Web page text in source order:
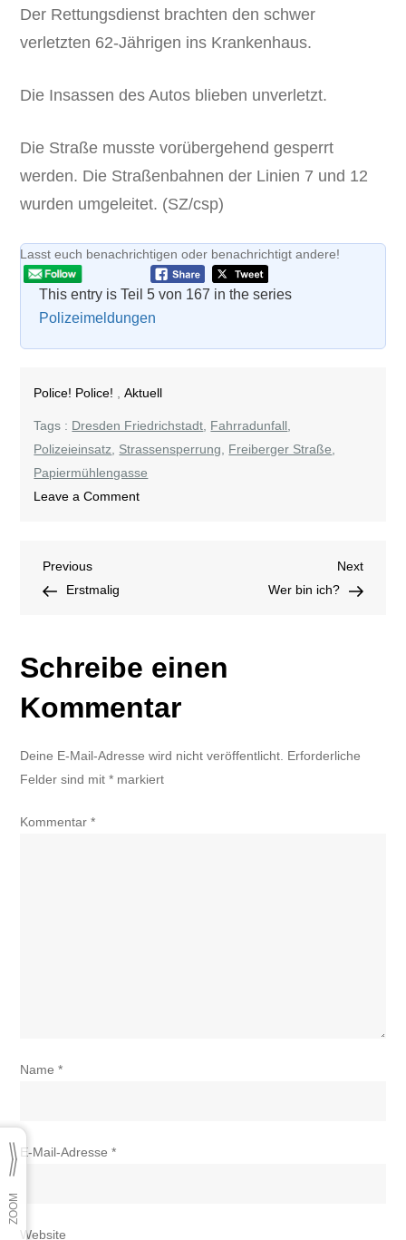
Der Rettungsdienst brachten den schwer
verletzten 62-Jährigen ins Krankenhaus.
Die Insassen des Autos blieben unverletzt.
Die Straße musste vorübergehend gesperrt
werden. Die Straßenbahnen der Linien 7 und 12
wurden umgeleitet. (SZ/csp)
Lasst euch benachrichtigen oder benachrichtigt andere!
This entry is Teil 5 von 167 in the series
Polizeimeldungen
Police! Police! ,Aktuell
Tags : Dresden Friedrichstadt, Fahrradunfall,
Polizeieinsatz, Strassensperrung, Freiberger Straße,
Papiermühlengasse
Leave a Commenton
Beitragsnavigation
Previous
Post
Previous
Erstmalig
Next
Post
Next
Wer bin ich?
Schreibe einen
Kommentar
Deine E-Mail-Adresse wird nicht veröffentlicht. Erforderliche
Felder sind mit* markiert
Kommentar*
Name*
E-Mail-Adresse*
Website